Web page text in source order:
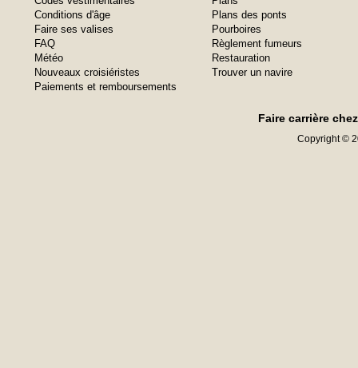
Conditions d'âge
Faire ses valises
FAQ
Météo
Nouveaux croisiéristes
Paiements et remboursements
Plans des ponts
Pourboires
Règlement fumeurs
Restauration
Trouver un navire
Faire carrière
Copyright ©